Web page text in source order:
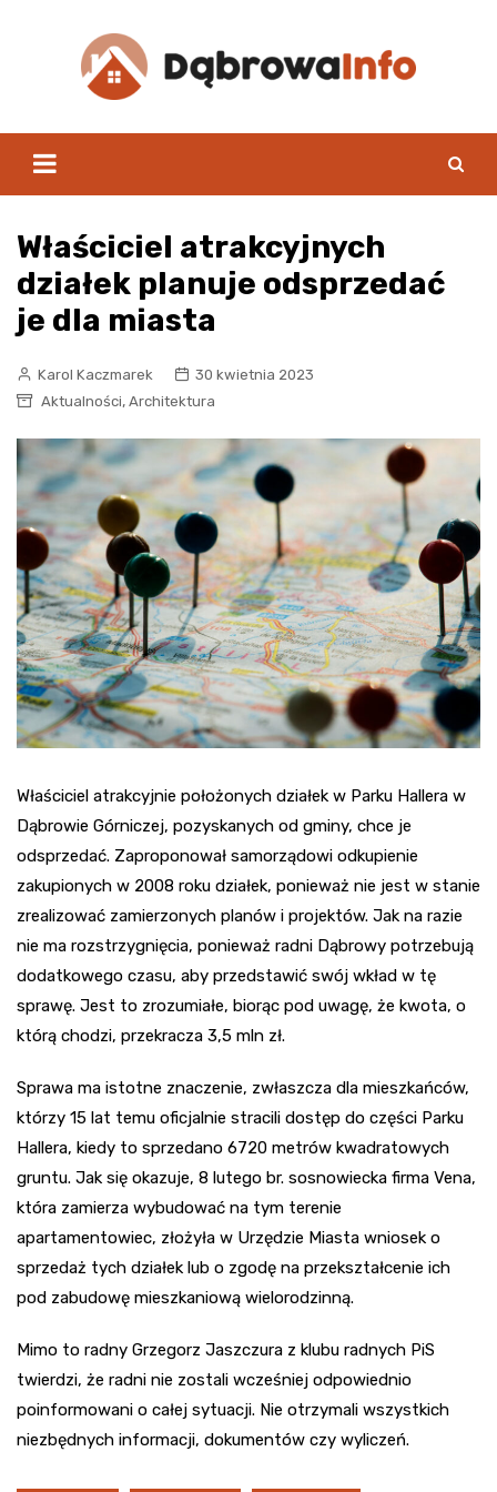
Właściciel atrakcyjnych
działek planuje odsprzedać
je dla miasta
Karol Kaczmarek
30 kwietnia 2023
Aktualności, Architektura
Właściciel atrakcyjnie położonych działek w Parku Hallera w
Dąbrowie Górniczej, pozyskanych od gminy, chce je
odsprzedać. Zaproponował samorządowi odkupienie
zakupionych w 2008 roku działek, ponieważ nie jest w stanie
zrealizować zamierzonych planów i projektów. Jak na razie
nie ma rozstrzygnięcia, ponieważ radni Dąbrowy potrzebują
dodatkowego czasu, aby przedstawić swój wkład w tę
sprawę. Jest to zrozumiałe, biorąc pod uwagę, że kwota, o
którą chodzi, przekracza 3,5 mln zł.
Sprawa ma istotne znaczenie, zwłaszcza dla mieszkańców,
którzy 15 lat temu oficjalnie stracili dostęp do części Parku
Hallera, kiedy to sprzedano 6720 metrów kwadratowych
gruntu. Jak się okazuje, 8 lutego br. sosnowiecka firma Vena,
która zamierza wybudować na tym terenie
apartamentowiec, złożyła w Urzędzie Miasta wniosek o
sprzedaż tych działek lub o zgodę na przekształcenie ich
pod zabudowę mieszkaniową wielorodzinną.
Mimo to radny Grzegorz Jaszczura z klubu radnych PiS
twierdzi, że radni nie zostali wcześniej odpowiednio
poinformowani o całej sytuacji. Nie otrzymali wszystkich
niezbędnych informacji, dokumentów czy wyliczeń.